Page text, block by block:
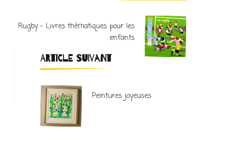
Rugby – Livres thématiques pour les
enfants
ARTICLE SUIVANT
Peintures joyeuses